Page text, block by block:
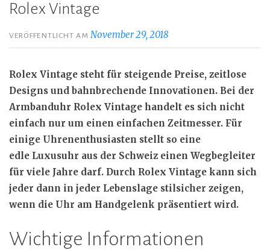
Rolex Vintage
VERÖFFENTLICHT AMNovember 29, 2018
Rolex Vintage steht für steigende Preise, zeitlose
Designs und bahnbrechende Innovationen. Bei der
Armbanduhr Rolex Vintage handelt es sich nicht
einfach nur um einen einfachen Zeitmesser. Für
einige Uhrenenthusiasten stellt so eine
edle Luxusuhr aus der Schweiz einen Wegbegleiter
für viele Jahre darf. Durch Rolex Vintage kann sich
jeder dann in jeder Lebenslage stilsicher zeigen,
wenn die Uhr am Handgelenk präsentiert wird.
Wichtige Informationen